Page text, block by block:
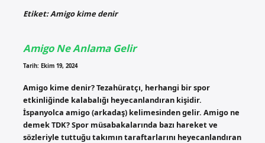
Etiket:Amigo kime denir
Amigo Ne Anlama Gelir
Tarih: Ekim 19, 2024
Amigo kime denir? Tezahüratçı, herhangi bir spor
etkinliğinde kalabalığı heyecanlandıran kişidir.
İspanyolca amigo (arkadaş) kelimesinden gelir. Amigo ne
demek TDK? Spor müsabakalarında bazı hareket ve
sözleriyle tuttuğu takımın taraftarlarını heyecanlandıran